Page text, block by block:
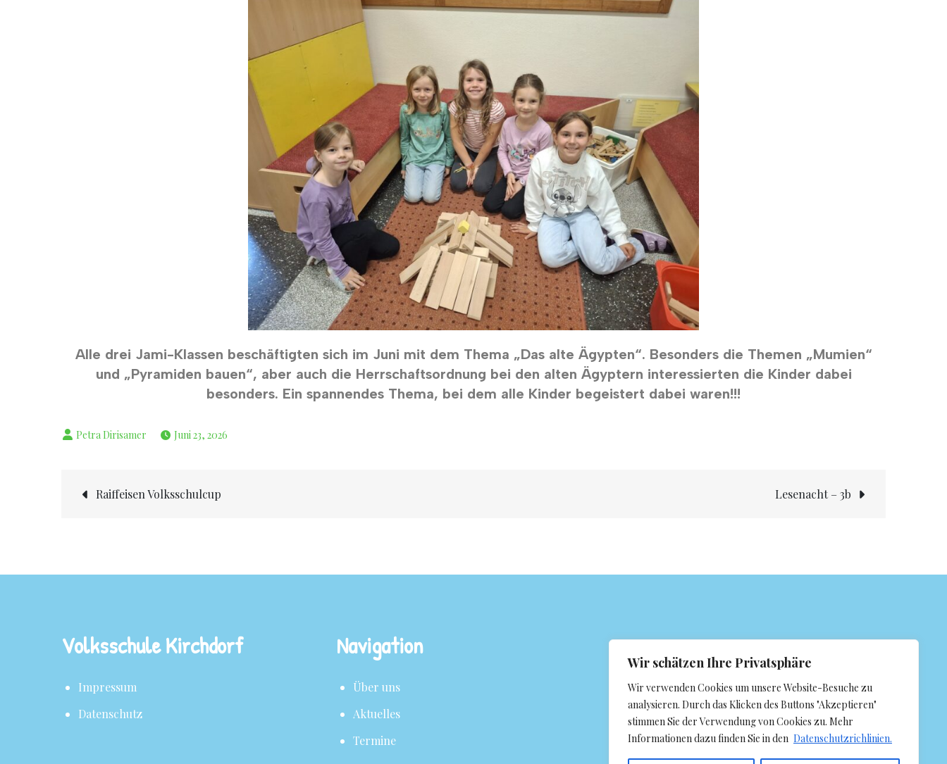
Wir schätzen Ihre Privatsphäre
Wir verwenden Cookies um unsere Website-Besuche zu
analysieren. Durch das Klicken des Buttons "Akzeptieren"
stimmen Sie der Verwendung von Cookies zu. Mehr
Informationen dazu finden Sie in den Datenschutzrichlinien.
Alle drei Jami-Klassen beschäftigten sich im Juni mit dem Thema „Das alte Ägypten“. Besonders die Themen „Mumien“
und „Pyramiden bauen“, aber auch die Herrschaftsordnung bei den alten Ägyptern interessierten die Kinder dabei
besonders. Ein spannendes Thema, bei dem alle Kinder begeistert dabei waren!!!
Juni 23, 2026
Raiffeisen Volksschulcup Lesenacht – 3b
Volksschule Kirchdorf
Impressum
Datenschutz
Navigation
Über uns
Aktuelles
Termine